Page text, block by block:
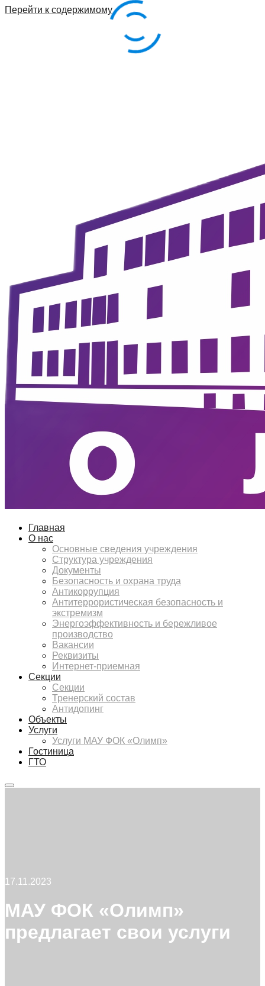
Перейти к содержимому
Главная
О нас
Основные сведения учреждения
Структура учреждения
Документы
Безопасность и охрана труда
Антикоррупция
Антитеррористическая безопасность и
экстремизм
Энергоэффективность и бережливое
производство
Вакансии
Реквизиты
Интернет-приемная
Секции
Секции
Тренерский состав
Антидопинг
Объекты
Услуги
Услуги МАУ ФОК «Олимп»
Гостиница
ГТО
Главное
17.11.2023
МАУ ФОК «Олимп»
предлагает свои услуги